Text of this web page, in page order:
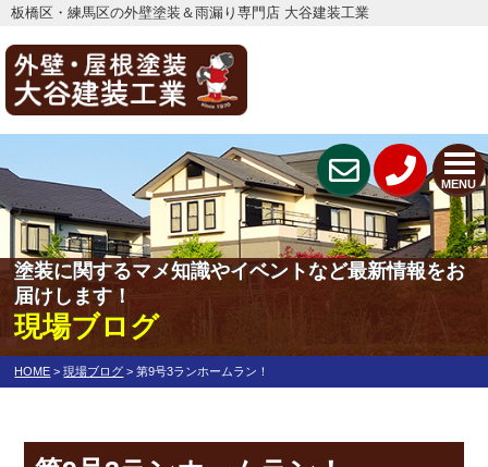
板橋区・練馬区の外壁塗装＆雨漏り専門店 大谷建装工業
MENU
塗装に関するマメ知識やイベントなど最新情報をお
届けします！
現場ブログ
HOME >現場ブログ >第9号3ランホームラン！